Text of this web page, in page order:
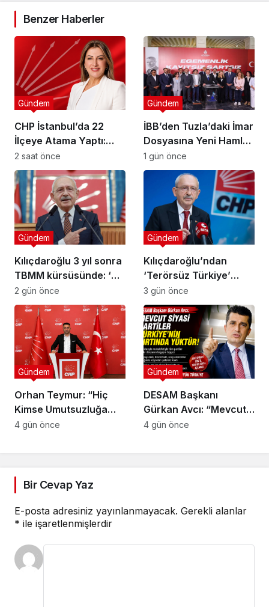
Benzer Haberler
CHP İstanbul’da 22
İlçeye Atama Yaptı:
Kartal İlçe
Başkanlığı’na Av. Neşe
Büklü Getirildi
Gündem
2 saat önce
İBB’den Tuzla’daki İmar
Dosyasına Yeni Hamle:
“Mesele Siyaset Değil,
Kamu Yararı”
Gündem
1 gün önce
Kılıçdaroğlu 3 yıl sonra
TBMM kürsüsünde: ‘Biz
çalıp çırpmayı bilmeyiz’
Gündem
2 gün önce
Kılıçdaroğlu’ndan
‘Terörsüz Türkiye’
mesajı: ‘Terörün
bitmesi ve üniter yapı
kırmızı çizgimizdir’
Gündem
3 gün önce
Orhan Teymur: “Hiç
Kimse Umutsuzluğa
Kapılmasın”
Gündem
4 gün önce
DESAM Başkanı
Gürkan Avcı: “Mevcut
Siyasi Partiler
Gündem
4 gün önce
Bir Cevap Yaz
E-posta adresiniz yayınlanmayacak. Gerekli alanlar
* ile işaretlenmişlerdir